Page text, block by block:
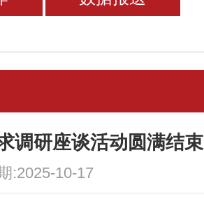
调研座谈活动圆满结束
:2025-10-17